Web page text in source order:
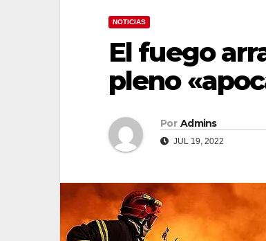
NOTICIAS
El fuego
pleno
Por Admins
JUL 19, 2022